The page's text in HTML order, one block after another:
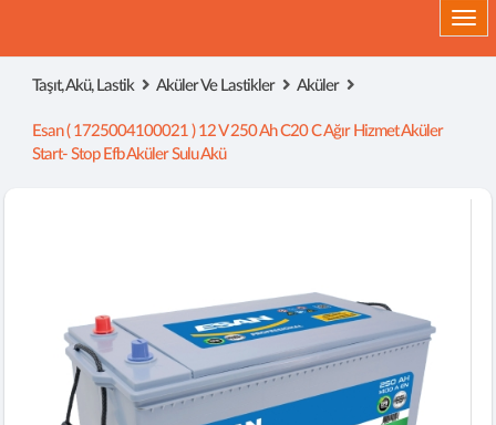
Taşıt, Akü, Lastik Aküler Ve Lastikler Aküler
Esan ( 1725004100021 ) 12 V 250 Ah C20 C Ağır Hizmet Aküler
Start- Stop Efb Aküler Sulu Akü